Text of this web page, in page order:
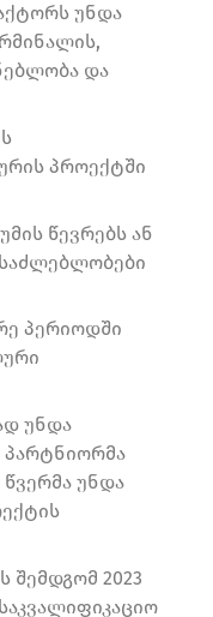
უნდა
და
პროექტში
წევრებს ან
პერიოდში
უნდა
პარტნიორმა
უნდა
შემდგომ 2023